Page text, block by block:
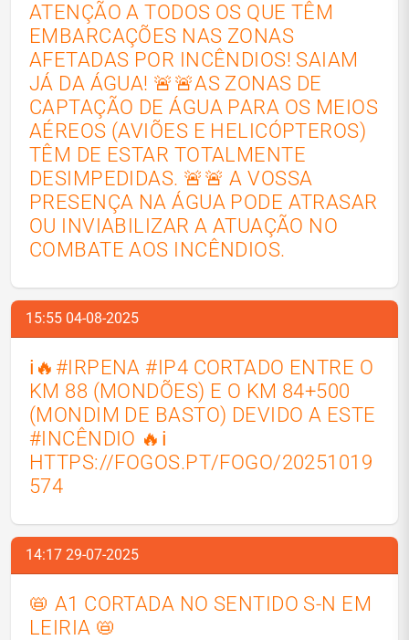
ATENÇÃO A TODOS OS QUE TÊM
EMBARCAÇÕES NAS ZONAS
AFETADAS POR INCÊNDIOS! SAIAM
JÁ DA ÁGUA! 🚨🚨AS ZONAS DE
CAPTAÇÃO DE ÁGUA PARA OS MEIOS
AÉREOS (AVIÕES E HELICÓPTEROS)
TÊM DE ESTAR TOTALMENTE
DESIMPEDIDAS. 🚨🚨 A VOSSA
PRESENÇA NA ÁGUA PODE ATRASAR
OU INVIABILIZAR A ATUAÇÃO NO
COMBATE AOS INCÊNDIOS.
15:55 04-08-2025
ℹ️🔥#IRPENA #IP4 CORTADO ENTRE O
KM 88 (MONDÕES) E O KM 84+500
(MONDIM DE BASTO) DEVIDO A ESTE
#INCÊNDIO 🔥ℹ️
HTTPS://FOGOS.PT/FOGO/20251019
574
14:17 29-07-2025
📛 A1 CORTADA NO SENTIDO S-N EM
LEIRIA 📛